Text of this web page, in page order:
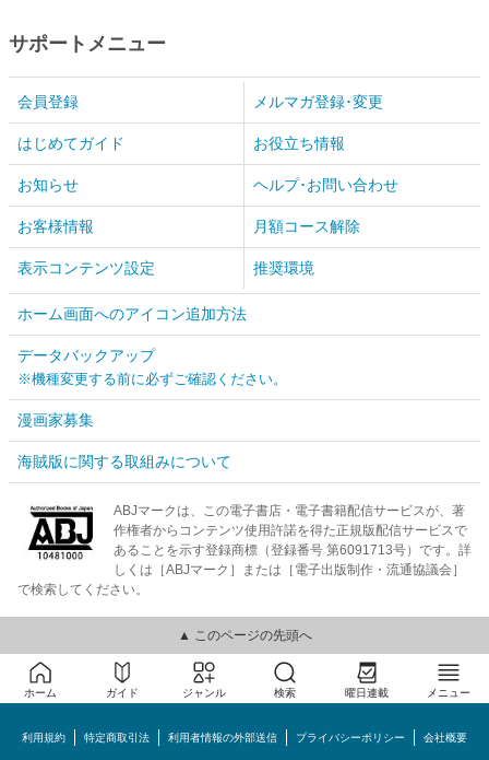
サポートメニュー
会員登録 メルマガ登録･変更
はじめてガイド お役立ち情報
お知らせ ヘルプ･お問い合わせ
お客様情報 月額コース解除
表示コンテンツ設定 推奨環境
ホーム画面へのアイコン追加方法
データバックアップ
※機種変更する前に必ずご確認ください。
漫画家募集
海賊版に関する取組みについて
ABJマークは、この電子書店・電子書籍配信サービスが、著
作権者からコンテンツ使用許諾を得た正規版配信サービスで
あることを示す登録商標（登録番号 第6091713号）です。詳
しくは［ABJマーク］または［電子出版制作・流通協議会］
で検索してください。
▲ このページの先頭へ
ホーム ガイド ジャンル 検索 曜日連載 メニュー
利用規約 特定商取引法 利用者情報の外部送信 プライバシーポリシー 会社概要